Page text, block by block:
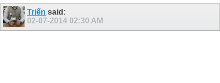
Triển said:
02-07-2014 02:30 AM